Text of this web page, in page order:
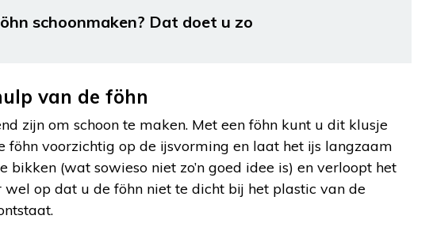
schoonmaken? Dat doet u zo
van de föhn
zijn om schoon te maken. Met een föhn kunt u dit klusje
föhn voorzichtig op de ijsvorming en laat het ijs langzaam
bikken (wat sowieso niet zo’n goed idee is) en verloopt het
op dat u de föhn niet te dicht bij het plastic van de